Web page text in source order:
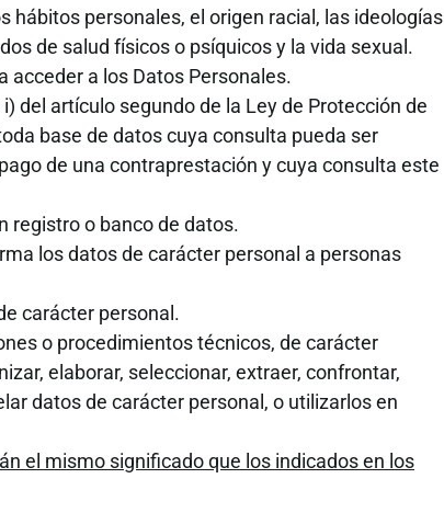
hábitos personales, el origen racial, las ideologías
de salud físicos o psíquicos y la vida sexual.
acceder a los Datos Personales.
del artículo segundo de la Ley de Protección de
base de datos cuya consulta pueda ser
de una contraprestación y cuya consulta este
registro o banco de datos.
los datos de carácter personal a personas
carácter personal.
o procedimientos técnicos, de carácter
elaborar, seleccionar, extraer, confrontar,
datos de carácter personal, o utilizarlos en
el mismo significado que los indicados en los